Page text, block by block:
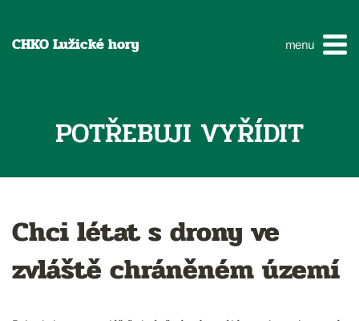
CHKO Lužické hory menu
POTŘEBUJI VYŘÍDIT
Chci létat s drony ve
zvláště chráněném území